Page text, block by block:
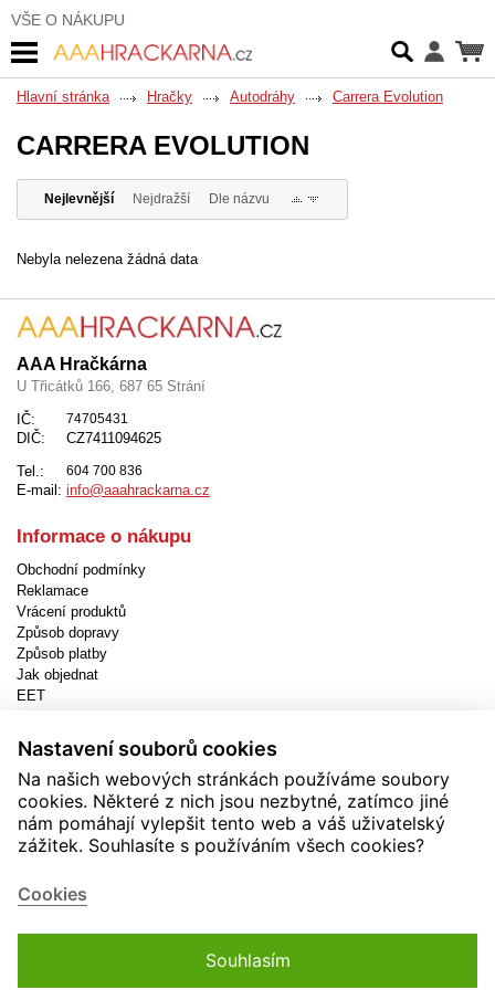
VŠE O NÁKUPU
Hlavní stránka Hračky Autodráhy Carrera Evolution
CARRERA EVOLUTION
Nejlevnější Nejdražší Dle názvu
Nebyla nelezena žádná data
AAA Hračkárna
U Třicátků 166, 687 65 Strání
IČ:
74705431
DIČ:
CZ7411094625
Tel.:
604 700 836
E-mail: info@aaahrackarna.cz
Informace o nákupu
Obchodní podmínky
Reklamace
Vrácení produktů
Způsob dopravy
Způsob platby
Jak objednat
EET
Užitečné informace
Novinky
Akční produkty
Kontakty
Zásady používání cookies
Nastavení souborů cookies
Na našich webových stránkách používáme soubory
cookies. Některé z nich jsou nezbytné, zatímco jiné
nám pomáhají vylepšit tento web a váš uživatelský
zážitek. Souhlasíte s používáním všech cookies?
Cookies
Souhlasím